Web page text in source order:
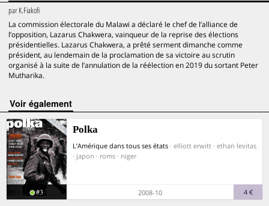
parK.Fiakofi
La commission électorale du Malawi a déclaré le chef de l’alliance de
l’opposition, Lazarus Chakwera, vainqueur de la reprise des élections
présidentielles. Lazarus Chakwera, a prêté serment dimanche comme
président, au lendemain de la proclamation de sa victoire au scrutin
organisé à la suite de l’annulation de la réélection en 2019 du sortant Peter
Mutharika.
voir également
Polka
L’Amérique dans tous ses états · elliott erwitt · ethan levitas
· japon · roms · niger
#3 2008-10 4 €